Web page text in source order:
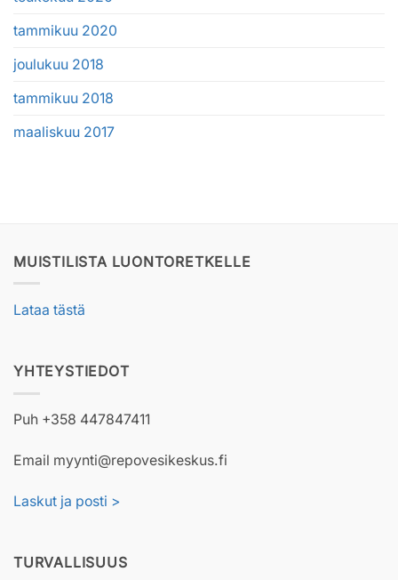
tammikuu 2020
joulukuu 2018
tammikuu 2018
maaliskuu 2017
MUISTILISTA LUONTORETKELLE
Lataa tästä
YHTEYSTIEDOT
Puh +358 447847411
Email myynti@repovesikeskus.fi
Laskut ja posti >
TURVALLISUUS